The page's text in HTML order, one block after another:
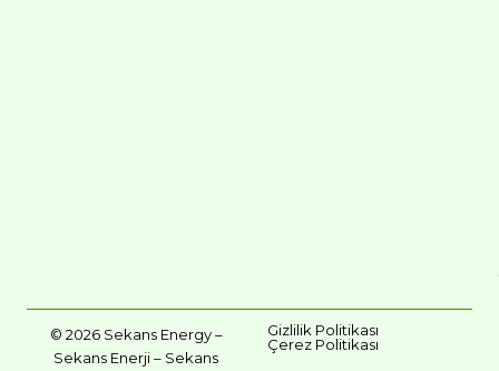
© 2026 Sekans Energy –
Sekans Enerji – Sekans
Gizlilik Politikası
Çerez Politikası